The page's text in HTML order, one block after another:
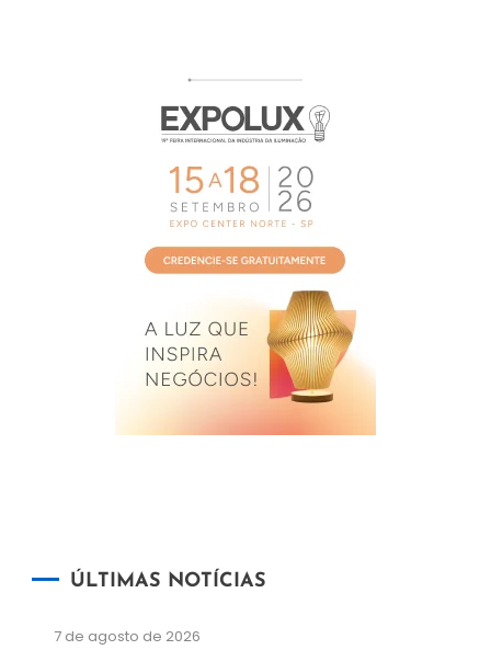
ÚLTIMAS NOTÍCIAS
7 de agosto de 2026